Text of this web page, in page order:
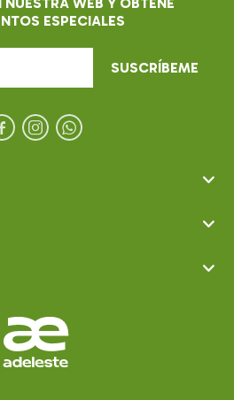
ESPECIALES
SUSCRÍBEME
 